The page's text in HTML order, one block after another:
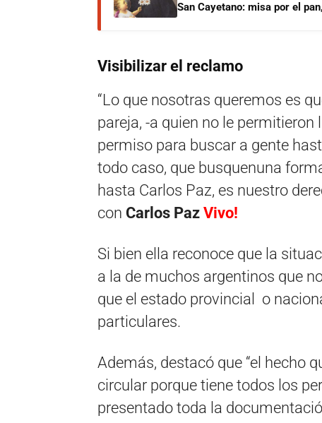
San Cayetano: misa por el
Visibilizar el reclamo
“Lo que nosotras queremos es
pareja, -a quien no le
permiso para buscar a gente
todo caso, que busquenuna
hasta Carlos Paz, es nuestro
con Carlos Paz Vivo!
Si bien ella reconoce que la
a la de muchos argentinos que
que el estado provincial o
particulares.
Además, destacó que “el hecho
circular porque tiene todos los
presentado toda la